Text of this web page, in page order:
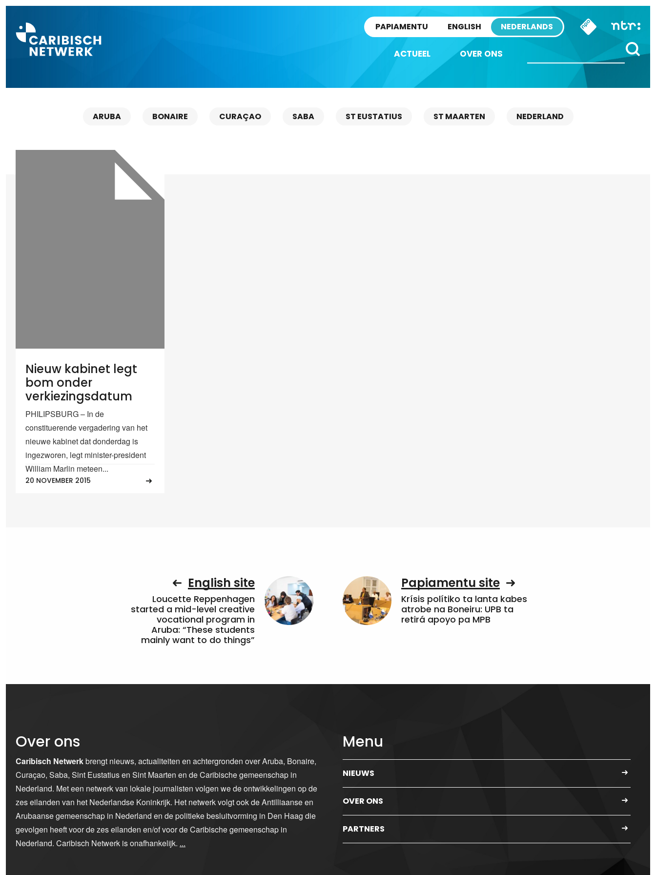
PAPIAMENTU ENGLISH NEDERLANDS
ACTUEEL OVER ONS
ARUBA BONAIRE CURAÇAO SABA ST EUSTATIUS ST MAARTEN NEDERLAND
Nieuw kabinet legt
bom onder
verkiezingsdatum
PHILIPSBURG – In de
constituerende vergadering van het
nieuwe kabinet dat donderdag is
ingezworen, legt minister-president
William Marlin meteen...
20 NOVEMBER 2015
English site
Loucette Reppenhagen
started a mid-level creative
vocational program in
Aruba: “These students
mainly want to do things”
Papiamentu site
Krísis polítiko ta lanta kabes
atrobe na Boneiru: UPB ta
retirá apoyo pa MPB
Over ons
Caribisch Netwerkbrengt nieuws, actualiteiten en achtergronden over Aruba, Bonaire,
Curaçao, Saba, Sint Eustatius en Sint Maarten en de Caribische gemeenschap in
Nederland. Met een netwerk van lokale journalisten volgen we de ontwikkelingen op de
zes eilanden van het Nederlandse Koninkrijk. Het netwerk volgt ook de Antilliaanse en
Arubaanse gemeenschap in Nederland en de politieke besluitvorming in Den Haag die
gevolgen heeft voor de zes eilanden en/of voor de Caribische gemeenschap in
Nederland. Caribisch Netwerk is onafhankelijk. ...
Menu
NIEUWS
OVER ONS
PARTNERS